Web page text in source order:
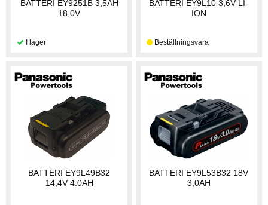
BATTERI EY9251B 3,5AH
18,0V
BATTERI EY9L10 3,6V LI-
ION
BATTERI EY9L49B32
14,4V 4.0AH
BATTERI EY9L53B32 18V
3,0AH